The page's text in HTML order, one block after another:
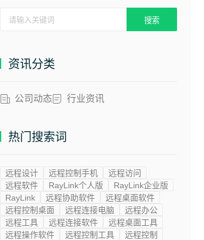
搜索
资讯分类
公司动态 行业资讯
热门搜索词
远程设计 远程控制手机
远程访问
远程软件
RayLink个人版
RayLink企业版
RayLink
远程协助软件
远程桌面软件
远程控制桌面
远程连接电脑
远程办公
远程工具
远程连接软件
远程桌面工具
远程操作软件
远程控制工具
远程控制